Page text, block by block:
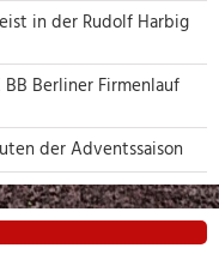
in der Rudolf Harbig
Berliner Firmenlauf
der Adventssaison